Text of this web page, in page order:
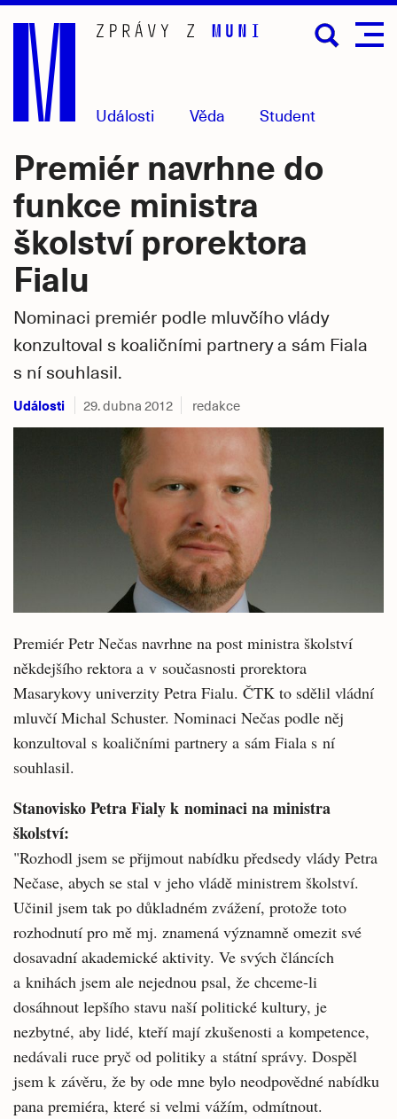
Přejít
hlavní
obsah
Události Věda Student
Premiér navrhne do
funkce ministra
školství prorektora
Fialu
Nominaci premiér podle mluvčího vlády
konzultoval s koaličními partnery a sám Fiala
s ní souhlasil.
Události 29. dubna 2012 redakce
Premiér Petr Nečas navrhne na post ministra školství
někdejšího rektora a v současnosti prorektora
Masarykovy univerzity Petra Fialu. ČTK to sdělil vládní
mluvčí Michal Schuster. Nominaci Nečas podle něj
konzultoval s koaličními partnery a sám Fiala s ní
souhlasil.
Stanovisko Petra Fialy k nominaci na ministra
školství:
"Rozhodl jsem se přijmout nabídku předsedy vlády Petra
Nečase, abych se stal v jeho vládě ministrem školství.
Učinil jsem tak po důkladném zvážení, protože toto
rozhodnutí pro mě mj. znamená významně omezit své
dosavadní akademické aktivity. Ve svých článcích
a knihách jsem ale nejednou psal, že chceme-li
dosáhnout lepšího stavu naší politické kultury, je
nezbytné, aby lidé, kteří mají zkušenosti a kompetence,
nedávali ruce pryč od politiky a státní správy. Dospěl
jsem k závěru, že by ode mne bylo neodpovědné nabídku
pana premiéra, které si velmi vážím, odmítnout.